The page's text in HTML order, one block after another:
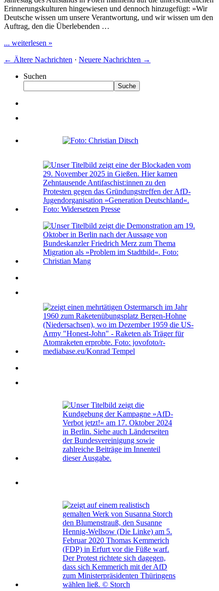
Erinnerungskulturen hingewiesen und dennoch hinzugefügt: »Wir
Deutsche wissen um unsere Verantwortung, und wir wissen um den
Auftrag, den die Überlebenden …
... weiterlesen »
← Ältere Nachrichten · Neuere Nachrichten →
Suchen
Suche